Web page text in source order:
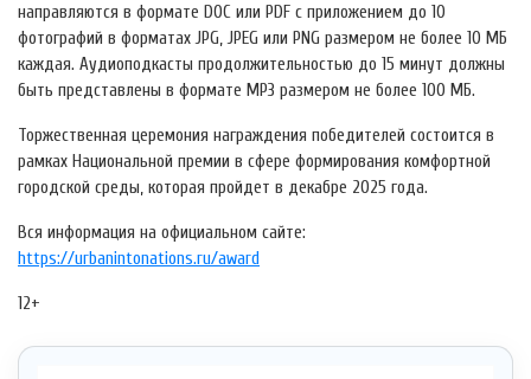
направляются в формате DOC или PDF с приложением до 10
фотографий в форматах JPG, JPEG или PNG размером не более 10 МБ
каждая. Аудиоподкасты продолжительностью до 15 минут должны
быть представлены в формате MP3 размером не более 100 МБ.
Торжественная церемония награждения победителей состоится в
рамках Национальной премии в сфере формирования комфортной
городской среды, которая пройдет в декабре 2025 года.
Вся информация на официальном сайте:
https://urbanintonations.ru/award
12+